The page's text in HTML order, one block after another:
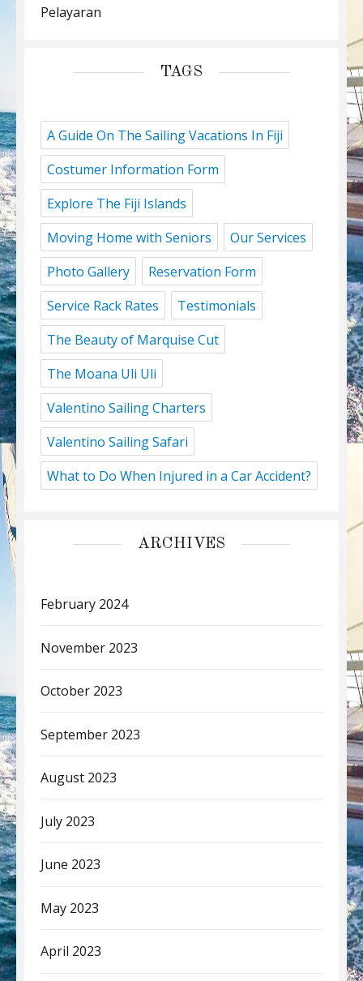
Pelayaran
TAGS
A Guide On The Sailing Vacations In Fiji
Costumer Information Form
Explore The Fiji Islands
Moving Home with Seniors
Our Services
Photo Gallery
Reservation Form
Service Rack Rates
Testimonials
The Beauty of Marquise Cut
The Moana Uli Uli
Valentino Sailing Charters
Valentino Sailing Safari
What to Do When Injured in a Car Accident?
ARCHIVES
February 2024
November 2023
October 2023
September 2023
August 2023
July 2023
June 2023
May 2023
April 2023